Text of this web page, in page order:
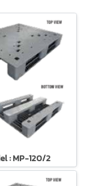
: MP-120/2